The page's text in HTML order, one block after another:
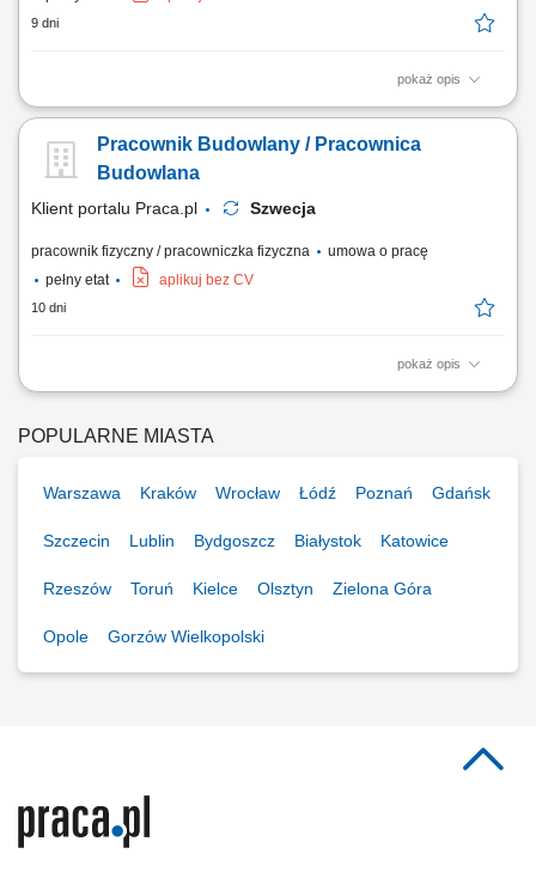
9 dni
pokaż opis
Instalacja stelaży pod ściany działowe oraz sufity podwieszane.
Wykonywanie prac wykończeniowych, w tym szpachlowania i
gipsowania powierzchni.
Pracownik Budowlany / Pracownica
Budowlana
Klient portalu Praca.pl Szwecja
pracownik fizyczny / pracowniczka fizyczna
umowa o pracę
pełny etat
aplikuj bez CV
10 dni
pokaż opis
Asystowanie przy montażu konstrukcji ciesielskich, przygotowywaniu
zakresu prac wykończeniowych, naprawczych i kosmetyki budowlanej
POPULARNE MIASTA
Warszawa Kraków Wrocław Łódź Poznań Gdańsk
Szczecin Lublin Bydgoszcz Białystok Katowice
Rzeszów Toruń Kielce Olsztyn Zielona Góra
Opole Gorzów Wielkopolski